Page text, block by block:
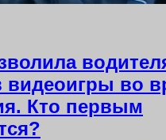
видеоигры во
Кто первым